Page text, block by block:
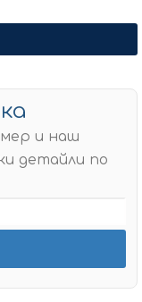
и наш
детайли по